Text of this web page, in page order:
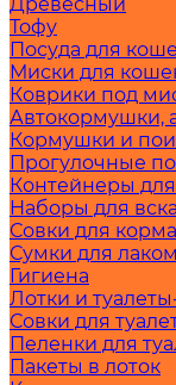
Тофу
Посуда для
Миски для
Коврики под
Автокормушки,
Кормушки и
Прогулочные
Контейнеры
Наборы для
Совки для корма
Сумки для
Гигиена
Лотки и
Совки для
Пеленки для
Пакеты в лоток